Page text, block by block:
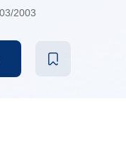
2003